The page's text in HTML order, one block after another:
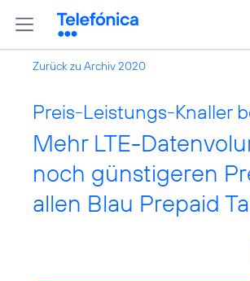
Zurück zu Archiv 2020
Preis-Leistungs-Knaller
Mehr LTE-
noch günstigeren
allen Blau Prepaid